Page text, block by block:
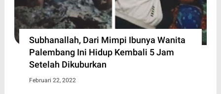
Subhanallah, Dari Mimpi Ibunya Wanita
Palembang Ini Hidup Kembali 5 Jam
Setelah Dikuburkan
Februari 22, 2022